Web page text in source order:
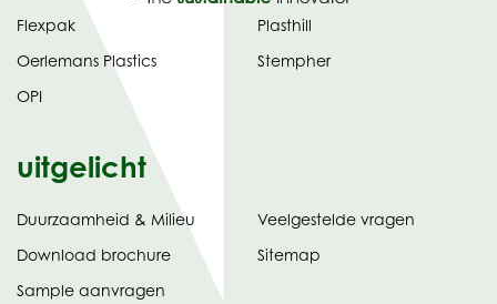
Flexpak
Oerlemans Plastics
OPI
Plasthill
Stempher
uitgelicht
Duurzaamheid & Milieu
Download brochure(opent
tabblad)
Sample aanvragen
Veelgestelde vragen
Sitemap